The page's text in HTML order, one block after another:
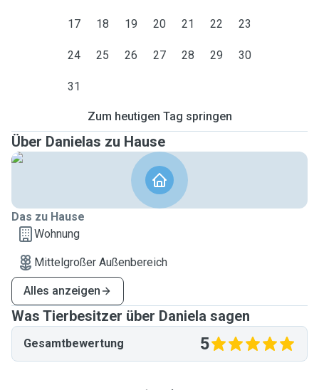
17 18 19 20 21 22 23
24 25 26 27 28 29 30
31
Zum heutigen Tag springen
Über Danielas zu Hause
Das zu Hause
Wohnung
Mittelgroßer Außenbereich
Alles anzeigen
Was Tierbesitzer über Daniela sagen
Gesamtbewertung 5